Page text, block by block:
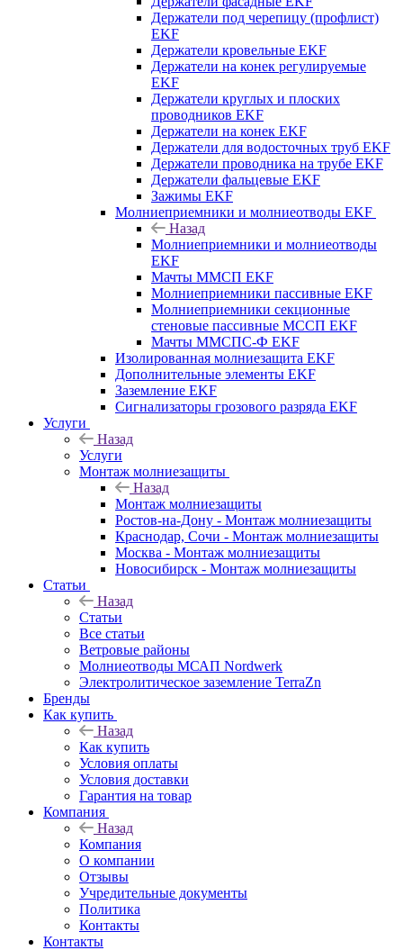
Держатели под черепицу (профлист)
EKF
Держатели кровельные EKF
Держатели на конек регулируемые
EKF
Держатели круглых и плоских
проводников EKF
Держатели на конек EKF
Держатели для водосточных труб EKF
Держатели проводника на трубе EKF
Держатели фальцевые EKF
Зажимы EKF
Молниеприемники и молниеотводы EKF
Назад
Молниеприемники и молниеотводы
EKF
Мачты ММСП EKF
Молниеприемники пассивные EKF
Молниеприемники секционные
стеновые пассивные МССП EKF
Мачты ММСПС-Ф EKF
Изолированная молниезащита EKF
Дополнительные элементы EKF
Заземление EKF
Сигнализаторы грозового разряда EKF
Услуги
Назад
Услуги
Монтаж молниезащиты
Назад
Монтаж молниезащиты
Ростов-на-Дону - Монтаж молниезащиты
Краснодар, Сочи - Монтаж молниезащиты
Москва - Монтаж молниезащиты
Новосибирск - Монтаж молниезащиты
Статьи
Назад
Статьи
Все статьи
Ветровые районы
Молниеотводы МСАП Nordwerk
Электролитическое заземление TerraZn
Бренды
Как купить
Назад
Как купить
Условия оплаты
Условия доставки
Гарантия на товар
Компания
Назад
Компания
О компании
Отзывы
Учредительные документы
Политика
Контакты
Контакты